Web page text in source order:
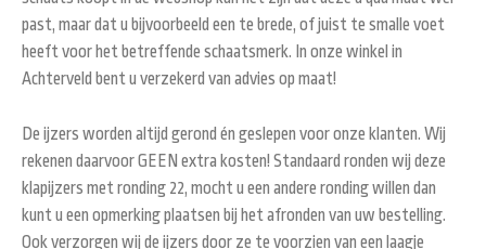
past, maar dat u bijvoorbeeld een te brede, of juist te smalle voet
heeft voor het betreffende schaatsmerk. In onze winkel in
Achterveld bent u verzekerd van advies op maat!
De ijzers worden altijd gerond én geslepen voor onze klanten. Wij
rekenen daarvoor GEEN extra kosten! Standaard ronden wij deze
klapijzers met ronding 22, mocht u een andere ronding willen dan
kunt u een opmerking plaatsen bij het afronden van uw bestelling.
Ook verzorgen wij de ijzers door ze te voorzien van een laagje